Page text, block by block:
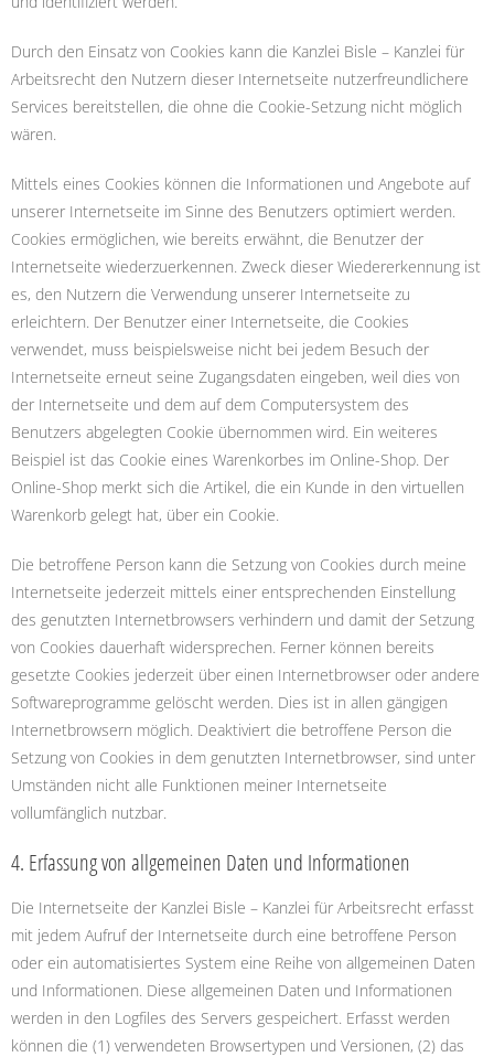
Durch den Einsatz von Cookies kann die Kanzlei Bisle – Kanzlei für
Arbeitsrecht den Nutzern dieser Internetseite nutzerfreundlichere
Services bereitstellen, die ohne die Cookie-Setzung nicht möglich
wären.
Mittels eines Cookies können die Informationen und Angebote auf
unserer Internetseite im Sinne des Benutzers optimiert werden.
Cookies ermöglichen, wie bereits erwähnt, die Benutzer der
Internetseite wiederzuerkennen. Zweck dieser Wiedererkennung ist
es, den Nutzern die Verwendung unserer Internetseite zu
erleichtern. Der Benutzer einer Internetseite, die Cookies
verwendet, muss beispielsweise nicht bei jedem Besuch der
Internetseite erneut seine Zugangsdaten eingeben, weil dies von
der Internetseite und dem auf dem Computersystem des
Benutzers abgelegten Cookie übernommen wird. Ein weiteres
Beispiel ist das Cookie eines Warenkorbes im Online-Shop. Der
Online-Shop merkt sich die Artikel, die ein Kunde in den virtuellen
Warenkorb gelegt hat, über ein Cookie.
Die betroffene Person kann die Setzung von Cookies durch meine
Internetseite jederzeit mittels einer entsprechenden Einstellung
des genutzten Internetbrowsers verhindern und damit der Setzung
von Cookies dauerhaft widersprechen. Ferner können bereits
gesetzte Cookies jederzeit über einen Internetbrowser oder andere
Softwareprogramme gelöscht werden. Dies ist in allen gängigen
Internetbrowsern möglich. Deaktiviert die betroffene Person die
Setzung von Cookies in dem genutzten Internetbrowser, sind unter
Umständen nicht alle Funktionen meiner Internetseite
vollumfänglich nutzbar.
4. Erfassung von allgemeinen Daten und Informationen
Die Internetseite der Kanzlei Bisle – Kanzlei für Arbeitsrecht erfasst
mit jedem Aufruf der Internetseite durch eine betroffene Person
oder ein automatisiertes System eine Reihe von allgemeinen Daten
und Informationen. Diese allgemeinen Daten und Informationen
werden in den Logfiles des Servers gespeichert. Erfasst werden
können die (1) verwendeten Browsertypen und Versionen, (2) das